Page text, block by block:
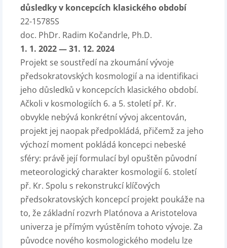
důsledky v koncepcích klasického období
22-15785S
doc. PhDr. Radim Kočandrle, Ph.D.
1. 1. 2022 — 31. 12. 2024
Projekt se soustředí na zkoumání vývoje
předsokratovských kosmologií a na identifikaci
jeho důsledků v koncepcích klasického období.
Ačkoli v kosmologiích 6. a 5. století př. Kr.
obvykle nebývá konkrétní vývoj akcentován,
projekt jej naopak předpokládá, přičemž za jeho
výchozí moment pokládá koncepci nebeské
sféry: právě její formulací byl opuštěn původní
meteorologický charakter kosmologií 6. století
př. Kr. Spolu s rekonstrukcí klíčových
předsokratovských koncepcí projekt poukáže na
to, že základní rozvrh Platónova a Aristotelova
univerza je přímým vyústěním tohoto vývoje. Za
původce nového kosmologického modelu lze